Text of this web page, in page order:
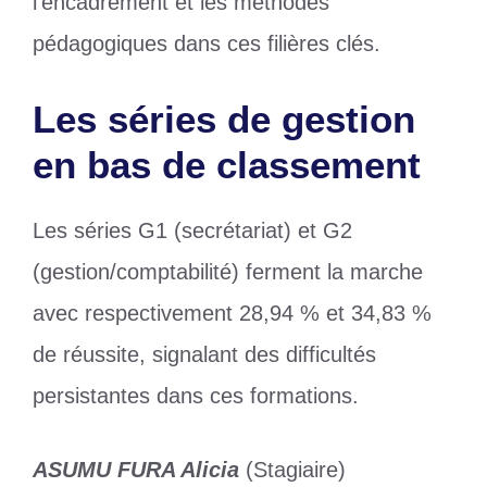
pédagogiques dans ces filières clés.
Les séries de gestion
en bas de classement
Les séries G1 (secrétariat) et G2
(gestion/comptabilité) ferment la marche
avec respectivement 28,94 % et 34,83 %
de réussite, signalant des difficultés
persistantes dans ces formations.
ASUMU FURA Alicia (Stagiaire)